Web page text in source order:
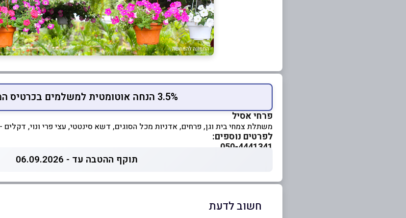
3.5% הנחה אוטומטית למשלמים בכרטיס המועדון
פרחי אסיל
משתלת צמחי בית וגן, פרחים, אדניות מכל הסוגים, דשא סינטטי, עצי פרי ונוי, דקלים
לפרטים נוספים:
050-4441341
תוקף ההטבה עד - 06.09.2026
חשוב לדעת